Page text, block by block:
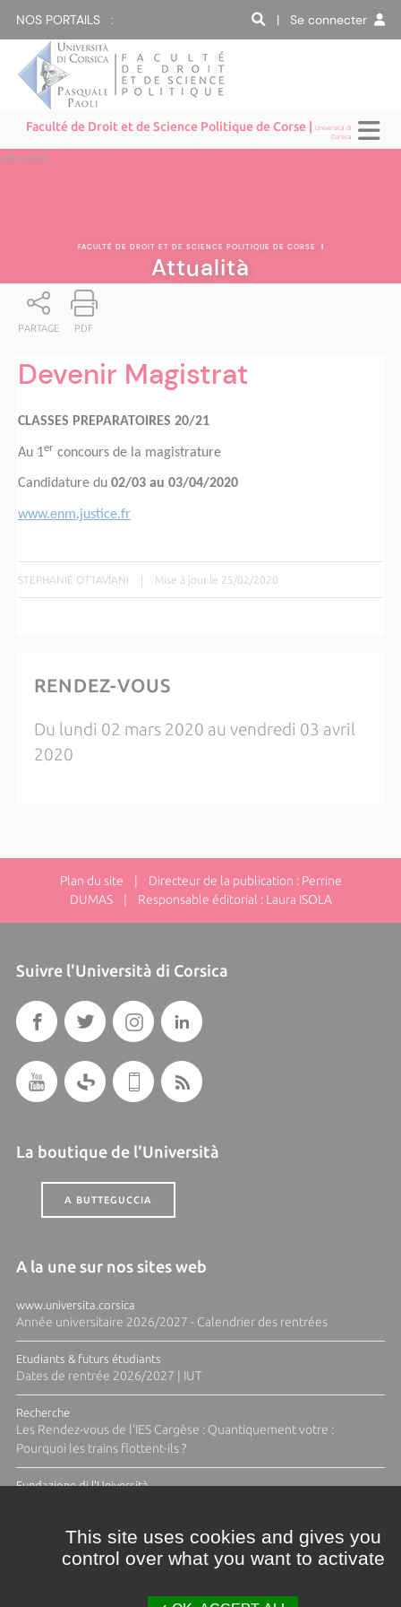
NOS PORTAILS : | Se connecter
Faculté de Droit et de Science Politique de Corse |Università di
Corsica
Attualità
FACULTÉ DE DROIT ET DE SCIENCE POLITIQUE DE CORSE |
Attualità
PARTAGE PDF
Devenir Magistrat
CLASSES PREPARATOIRES 20/21
Au 1er concours de la magistrature
Candidature du 02/03 au 03/04/2020
www.enm.justice.fr
STEPHANIE OTTAVIANI | Mise à jour le 25/02/2020
RENDEZ-VOUS
Du lundi 02 mars 2020 au vendredi 03 avril
2020
Plan du site | Directeur de la publication : Perrine
DUMAS | Responsable éditorial : Laura ISOLA
Suivre l'Università di Corsica
La boutique de l'Università
A BUTTEGUCCIA
A la une sur nos sites web
www.universita.corsica
Année universitaire 2026/2027 - Calendrier des rentrées
Etudiants & futurs étudiants
Dates de rentrée 2026/2027 | IUT
Recherche
Les Rendez-vous de l'IES Cargèse : Quantiquement votre :
Pourquoi les trains flottent-ils ?
Fundazione di l'Università
This site uses cookies and gives you
control over what you want to activate